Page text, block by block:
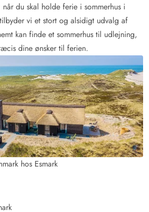
når du skal holde ferie i sommerhus i
vi et stort og alsidigt udvalg af
kan finde et sommerhus til udlejning,
dine ønsker til ferien.
hos Esmark